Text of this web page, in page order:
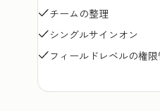
チームの整理
シングルサインオン
フィールドレベルの権